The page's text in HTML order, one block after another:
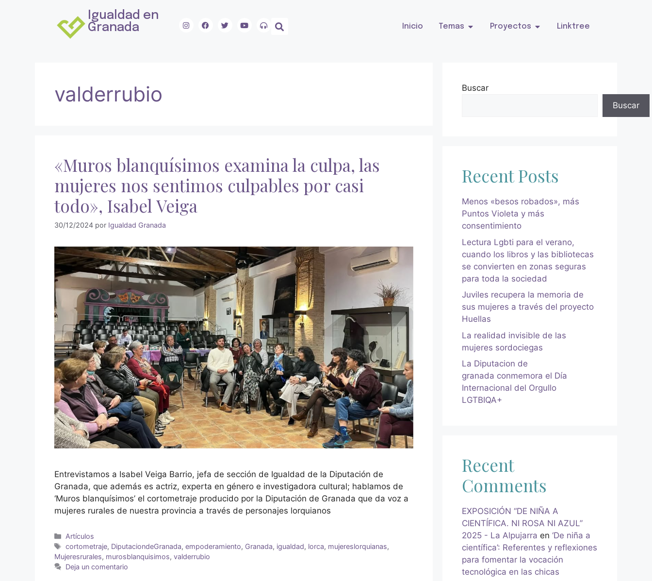
Igualdad en
Granada
Inicio Temas Proyectos Linktree
valderrubio
«Muros blanquísimos examina la culpa, las
mujeres nos sentimos culpables por casi
todo», Isabel Veiga
30/12/2024 por Igualdad Granada
Entrevistamos a Isabel Veiga Barrio, jefa de sección de Igualdad de la Diputación de
Granada, que además es actriz, experta en género e investigadora cultural; hablamos de
‘Muros blanquísimos’ el cortometraje producido por la Diputación de Granada que da voz a
mujeres rurales de nuestra provincia a través de personajes lorquianos
Artículos
cortometraje, DiputaciondeGranada,empoderamiento, Granada, igualdad, lorca, mujereslorquianas,
Mujeresrurales, murosblanquisimos, valderrubio
Deja un comentario
Buscar
Buscar
Recent Posts
Menos «besos robados», más
Puntos Violeta y más
consentimiento
Lectura Lgbti para el verano,
cuando los libros y las bibliotecas
se convierten en zonas seguras
para toda la sociedad
Juviles recupera la memoria de
sus mujeres a través del proyecto
Huellas
La realidad invisible de las
mujeres sordociegas
La Diputacion de
granada conmemora el Día
Internacional del Orgullo
LGTBIQA+
Recent
Comments
EXPOSICIÓN “DE NIÑA A
CIENTÍFICA. NI ROSA NI AZUL”
2025 - La Alpujarra en ‘De niña a
científica’: Referentes y reflexiones
para fomentar la vocación
tecnológica en las chicas